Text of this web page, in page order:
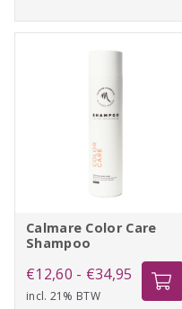
Gemberwortel extract
Beschermende werking
externe agressies.
Helpt om de haarstructuur
te versterken, verbetert
beschermt tegen schade
Calmare Color Care
Shampoo
€12,60 - €34,95
€12,60
incl. 21% BTW